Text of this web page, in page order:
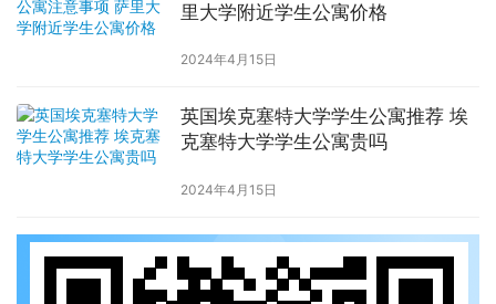
里大学附近学生公寓价格
2024年4月15日
英国埃克塞特大学学生公寓推荐 埃
克塞特大学学生公寓贵吗
2024年4月15日